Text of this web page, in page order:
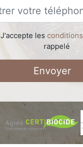
J'accepte les conditions
rappelé
Envoyer